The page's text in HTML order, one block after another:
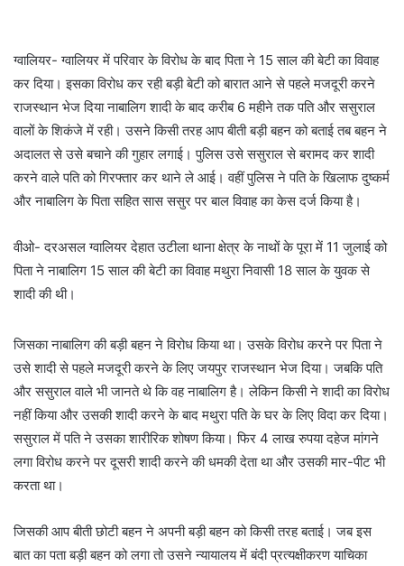
ग्वालियर- ग्वालियर में परिवार के विरोध के बाद पिता ने 15 साल की बेटी का विवाह
कर दिया। इसका विरोध कर रही बड़ी बेटी को बारात आने से पहले मजदूरी करने
राजस्थान भेज दिया नाबालिग शादी के बाद करीब 6 महीने तक पति और ससुराल
वालों के शिकंजे में रही। उसने किसी तरह आप बीती बड़ी बहन को बताई तब बहन ने
अदालत से उसे बचाने की गुहार लगाई। पुलिस उसे ससुराल से बरामद कर शादी
करने वाले पति को गिरफ्तार कर थाने ले आई। वहीं पुलिस ने पति के खिलाफ दुष्कर्म
और नाबालिग के पिता सहित सास ससुर पर बाल विवाह का केस दर्ज किया है।
वीओ- दरअसल ग्वालियर देहात उटीला थाना क्षेत्र के नाथों के पूरा में 11 जुलाई को
पिता ने नाबालिग 15 साल की बेटी का विवाह मथुरा निवासी 18 साल के युवक से
शादी की थी।
जिसका नाबालिग की बड़ी बहन ने विरोध किया था। उसके विरोध करने पर पिता ने
उसे शादी से पहले मजदूरी करने के लिए जयपुर राजस्थान भेज दिया। जबकि पति
और ससुराल वाले भी जानते थे कि वह नाबालिग है। लेकिन किसी ने शादी का विरोध
नहीं किया और उसकी शादी करने के बाद मथुरा पति के घर के लिए विदा कर दिया।
ससुराल में पति ने उसका शारीरिक शोषण किया। फिर 4 लाख रुपया दहेज मांगने
लगा विरोध करने पर दूसरी शादी करने की धमकी देता था और उसकी मार-पीट भी
करता था।
जिसकी आप बीती छोटी बहन ने अपनी बड़ी बहन को किसी तरह बताई। जब इस
बात का पता बड़ी बहन को लगा तो उसने न्यायालय में बंदी प्रत्यक्षीकरण याचिका